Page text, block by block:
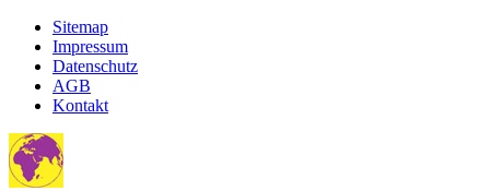
Sitemap
Impressum
Datenschutz
AGB
Kontakt